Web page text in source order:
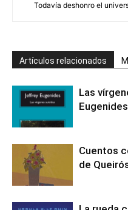
Todavía deshonro el
Artículos relacionados
Las
Eugenides
Cuentos
de